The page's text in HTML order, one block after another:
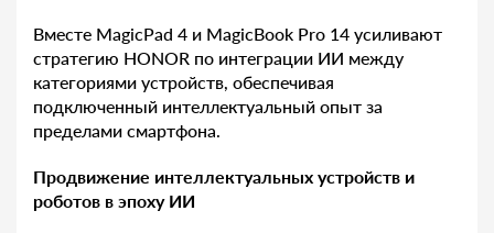
Вместе MagicPad 4 и MagicBook Pro 14 усиливают
стратегию HONOR по интеграции ИИ между
категориями устройств, обеспечивая
подключенный интеллектуальный опыт за
пределами смартфона.
Продвижение интеллектуальных устройств и
роботов в эпоху ИИ